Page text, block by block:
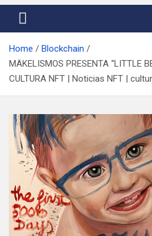
Home
Blockchain
MÄKELISMOS PRESENTA “LITTLE
CULTURA NFT | Noticias NFT |